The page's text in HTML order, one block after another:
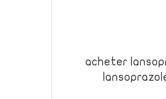
acheter